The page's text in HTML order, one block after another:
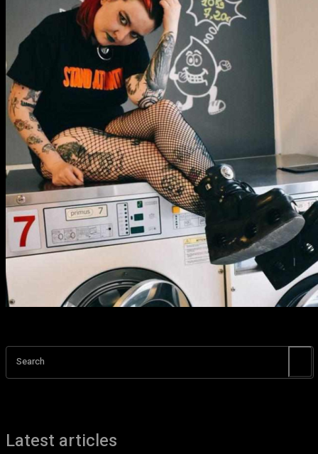
Search
Latest articles